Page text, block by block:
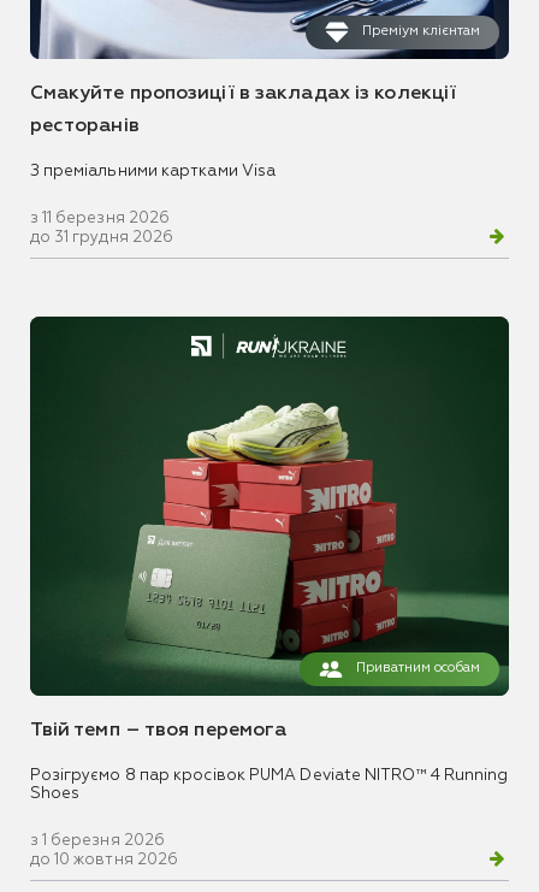
Преміум клієнтам
Смакуйте пропозиції в закладах із колекції
ресторанів
З преміальними картками Visa
з 11 березня 2026
до 31 грудня 2026
Приватним особам
Твій темп – твоя перемога
Розігруємо 8 пар кросівок PUMA Deviate NITRO™ 4 Running
Shoes
з 1 березня 2026
до 10 жовтня 2026